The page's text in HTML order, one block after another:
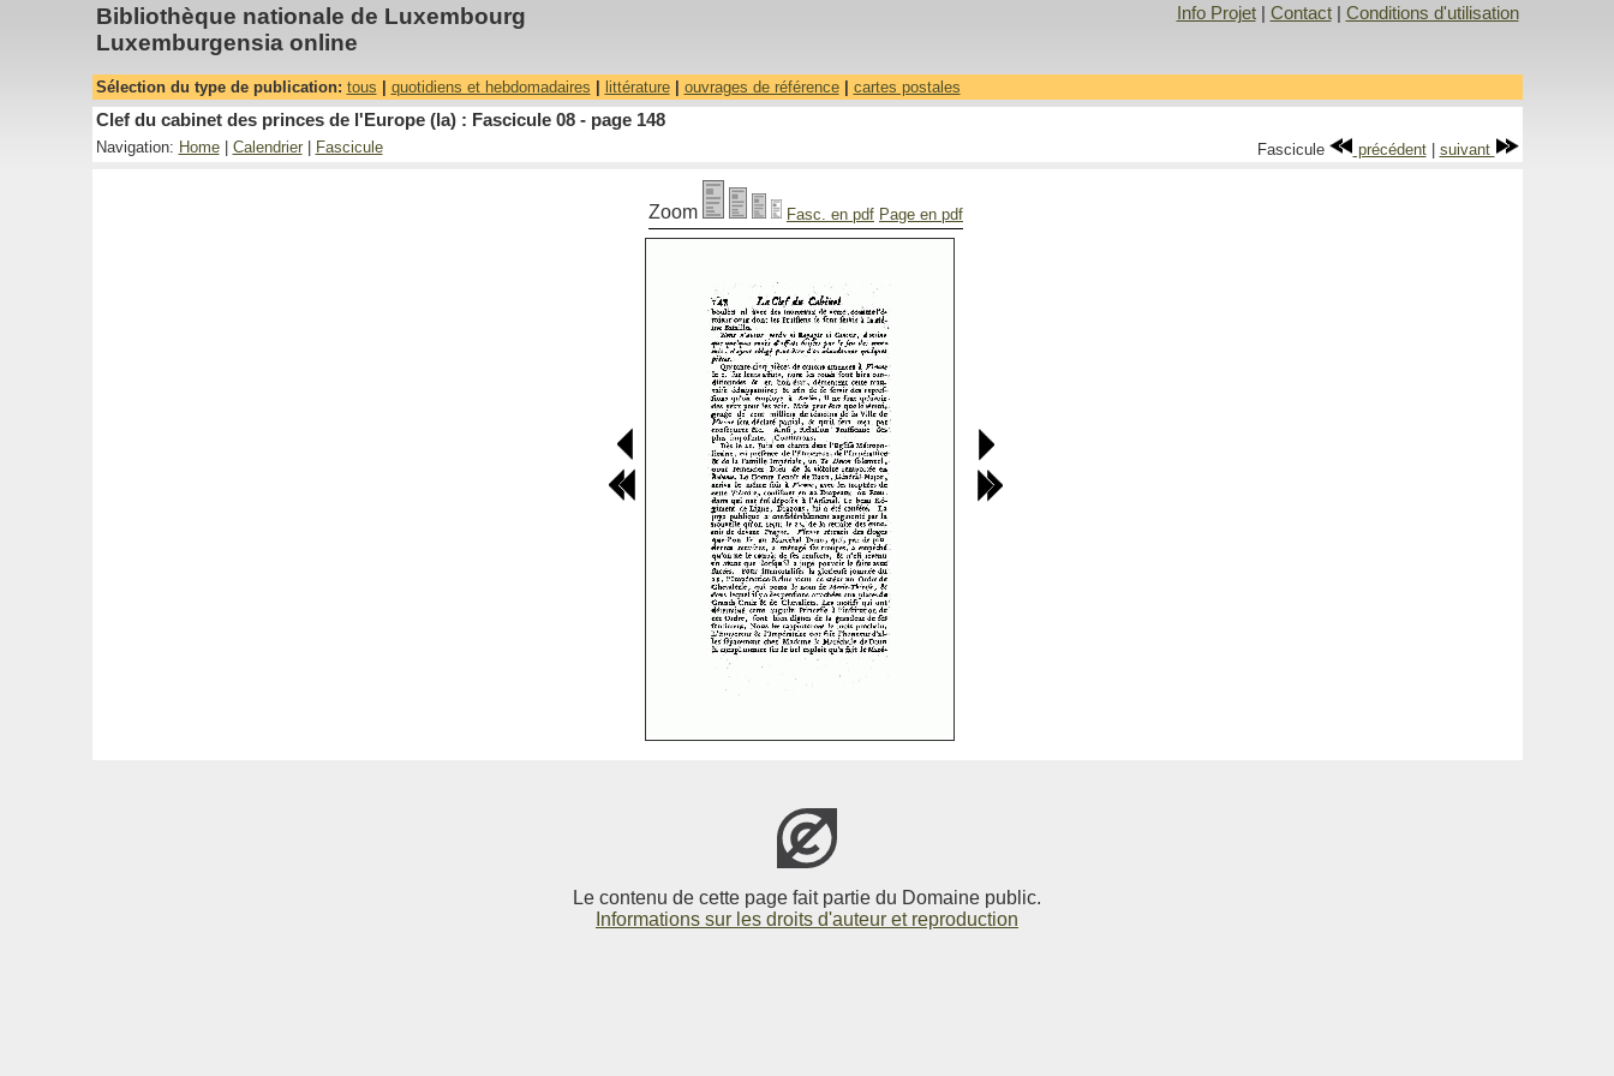
Bibliothèque nationale de Luxembourg
Luxemburgensia online
Info Projet| Contact| Conditions d'utilisation
Sélection du type de publication: tous quotidiens et hebdomadaires littérature| ouvrages de référence| cartes postales
Clef du cabinet des princes de l'Europe (la) : Fascicule 08 - page 148
Navigation: Home| Calendrier| Fascicule Fascicule précédent| suivant
Zoom Fasc. en pdf Page en pdf
Le contenu de cette page fait partie du Domaine public.
Informations sur les droits d'auteur et reproduction